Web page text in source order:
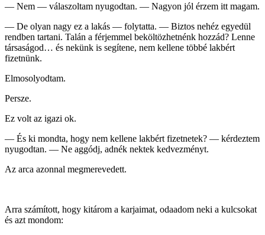
— Nem — válaszoltam nyugodtan. — Nagyon jól érzem itt magam.
— De olyan nagy ez a lakás — folytatta. — Biztos nehéz egyedül
rendben tartani. Talán a férjemmel beköltözhetnénk hozzád? Lenne
társaságod… és nekünk is segítene, nem kellene többé lakbért
fizetnünk.
Elmosolyodtam.
Persze.
Ez volt az igazi ok.
— És ki mondta, hogy nem kellene lakbért fizetnetek? — kérdeztem
nyugodtan. — Ne aggódj, adnék nektek kedvezményt.
Az arca azonnal megmerevedett.
Arra számított, hogy kitárom a karjaimat, odaadom neki a kulcsokat
és azt mondom: